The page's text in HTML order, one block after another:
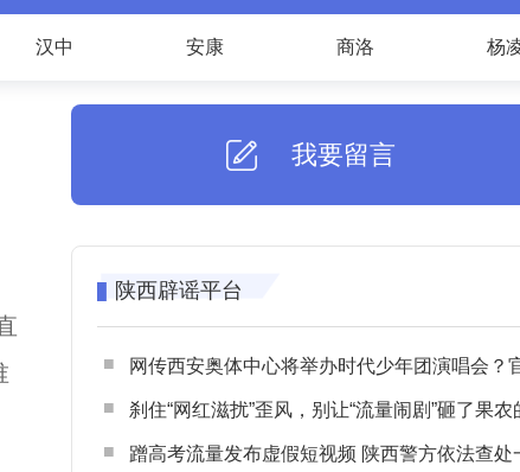
汉中 安康 商洛 杨
我要留言
陕西辟谣平台
网传西安奥体中心将举办时代少年团演唱会？官方回应：纯
刹住“网红滋扰”歪风，别让“流量闹剧”砸了果农
蹭高考流量发布虚假短视频 陕西警方依法查处一起涉高考网络